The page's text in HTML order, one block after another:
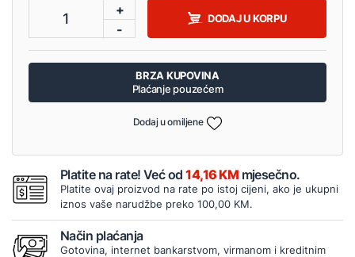
1
+
-
DODAJ U KORPU
BRZA KUPOVINA
Plaćanje pouzećem
Dodaj u omiljene
Platite na rate! Već od14,16 KM mjesečno.
Platite ovaj proizvod na rate po istoj cijeni, ako je ukupni
iznos vaše narudžbe preko 100,00 KM.
Način plaćanja
Gotovina, internet bankarstvom, virmanom i kreditnim